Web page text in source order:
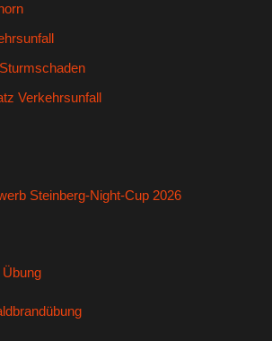
Verkehrsunfall
Steinberg-Night-Cup 2026